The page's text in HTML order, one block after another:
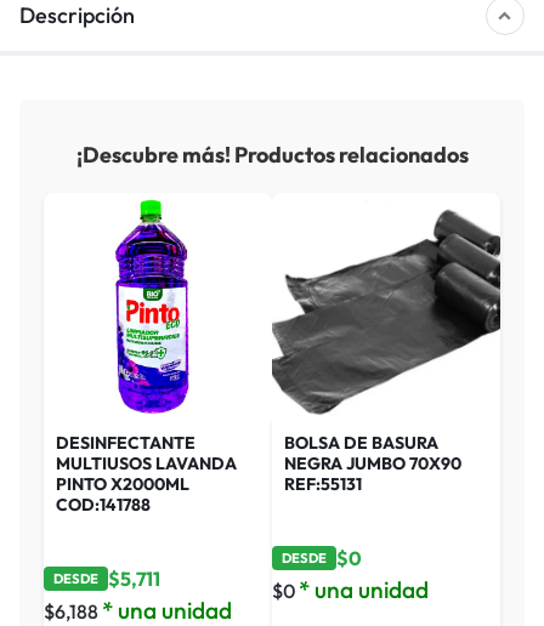
Descripción
¡Descubre más! Productos relacionados
DESINFECTANTE
MULTIUSOS LAVANDA
PINTO X2000ML
COD:141788
DESDE $5,711
$6,188 * una unidad
BOLSA DE BASURA
NEGRA JUMBO 70X90
REF:55131
DESDE $0
$0 * una unidad